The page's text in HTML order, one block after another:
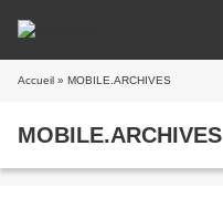
Accueil » MOBILE.ARCHIVES
MOBILE.ARCHIVES